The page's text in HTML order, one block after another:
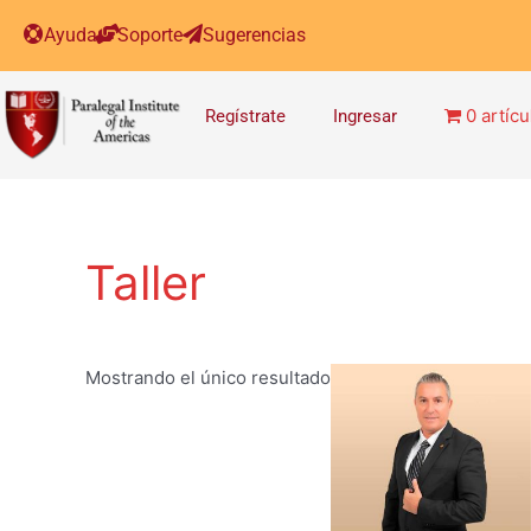
Ayuda Soporte Sugerencias
Regístrate Ingresar 0
Taller
Mostrando el único resultado